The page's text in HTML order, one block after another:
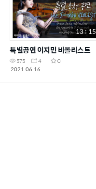
13 : 15
특별공연 이지민 비올리스트
575 4
0
2021.06.16